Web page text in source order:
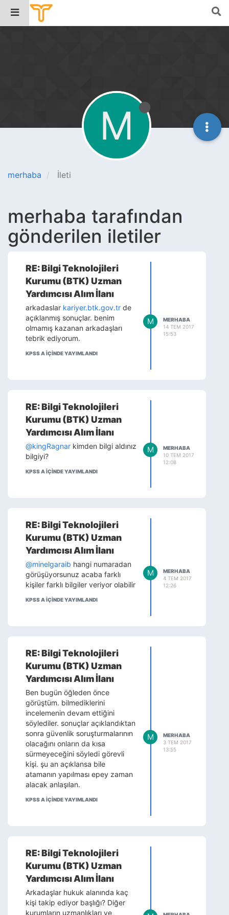
merhaba İleti
M
merhaba tarafından
gönderilen iletiler
RE: Bilgi Teknolojileri
Kurumu (BTK) Uzman
Yardımcısı Alım İlanı
arkadaslar kariyer.btk.gov.tr de
açıklanmış sonuçlar. benim
olmamış kazanan arkadaşları
tebrik ediyorum.
KPSS A IÇINDE YAYIMLANDI
M
MERHABA
14 TEM 2017
15:53
RE: Bilgi Teknolojileri
Kurumu (BTK) Uzman
Yardımcısı Alım İlanı
@kingRagnar kimden bilgi aldınız
bilgiyi?
KPSS A IÇINDE YAYIMLANDI
M
MERHABA
10 TEM 2017
12:08
RE: Bilgi Teknolojileri
Kurumu (BTK) Uzman
Yardımcısı Alım İlanı
@minelgaraib hangi numaradan
görüşüyorsunuz acaba farklı
kişiler farklı bilgiler veriyor olabilir
KPSS A IÇINDE YAYIMLANDI
M
MERHABA
4 TEM 2017
12:26
RE: Bilgi Teknolojileri
Kurumu (BTK) Uzman
Yardımcısı Alım İlanı
Ben bugün öğleden önce
görüştüm. bilmediklerini
incelemenin devam ettiğini
söylediler. sonuçlar açıklandıktan
sonra güvenlik soruşturmalarının
olacağını onların da kısa
sürmeyeceğini söyledi görevli
kişi. şu an açıklansa bile
atamanın yapılması epey zaman
alacak anlaşılan.
KPSS A IÇINDE YAYIMLANDI
M
MERHABA
3 TEM 2017
13:55
RE: Bilgi Teknolojileri
Kurumu (BTK) Uzman
Yardımcısı Alım İlanı
Arkadaşlar hukuk alanında kaç
kişi takip ediyor başlığı? Diğer
kurumların uzmanlıkları ve